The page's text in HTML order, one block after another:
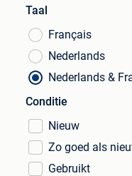
Taal
Français
Nederlands
Nederlands &
Conditie
Nieuw
Zo goed als
Gebruikt